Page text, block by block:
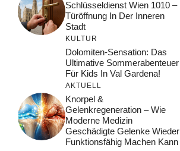
Schlüsseldienst Wien 1010 –
Türöffnung In Der Inneren
Stadt
KULTUR
Dolomiten-Sensation: Das
Ultimative Sommerabenteuer
Für Kids In Val Gardena!
AKTUELL
Knorpel &
Gelenkregeneration – Wie
Moderne Medizin
Geschädigte Gelenke Wieder
Funktionsfähig Machen Kann